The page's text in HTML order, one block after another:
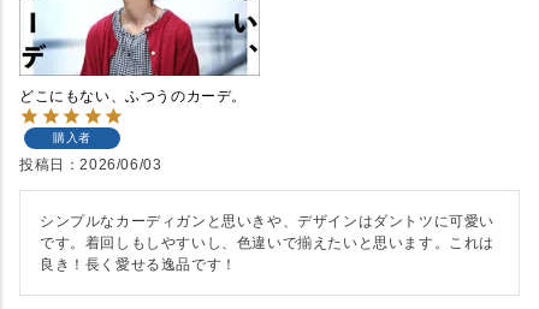
どこにもない、ふつうのカーデ。
購入者
投稿日 2026/06/03
シンプルなカーディガンと思いきや、デザインはダントツに可愛い
です。着回しもしやすいし、色違いで揃えたいと思います。これは
良き！長く愛せる逸品です！